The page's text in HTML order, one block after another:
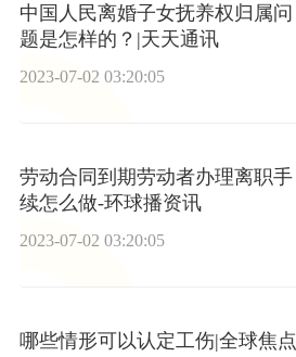
中国人民离婚子女抚养权归属问
题是怎样的？|天天通讯
2023-07-02 03:20:05
劳动合同到期劳动者办理离职手
续怎么做-环球播资讯
2023-07-02 03:20:05
哪些情形可以认定工伤|全球焦点